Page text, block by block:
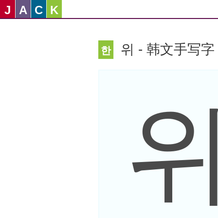
J A C K
한 위 - 韩文手写字